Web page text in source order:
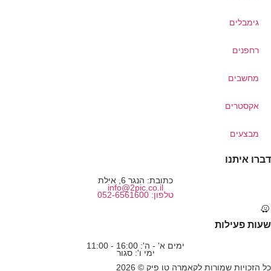
גימבלים
רחפנים
מחשבים
אקסטרים
מבצעים
דברו איתנו
כתובת: הנגר 6, אילת
info@2pic.co.il
טלפון: 052-6561600
שעות פעילות
ימים א' - ה': 16:00 - 11:00
ימי ו': סגור
כל הזכויות שמורות לקאמרה טו פיק © 2026